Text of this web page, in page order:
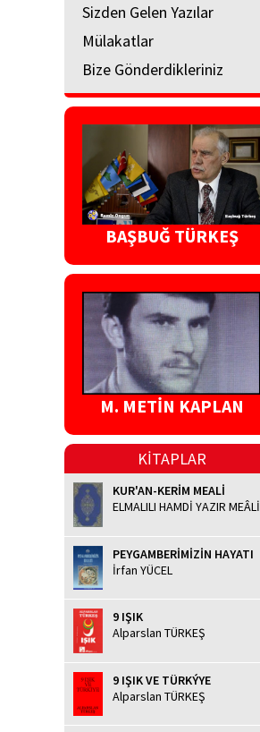
Sizden Gelen Yazılar
Mülakatlar
Bize Gönderdikleriniz
BAŞBUĞ TÜRKEŞ
M. METİN KAPLAN
KİTAPLAR
KUR'AN-KERİM MEALİ
ELMALILI HAMDİ YAZIR MEÂLİ
PEYGAMBERİMİZİN HAYATI
İrfan YÜCEL
9 IŞIK
Alparslan TÜRKEŞ
9 IŞIK VE TÜRKÝYE
Alparslan TÜRKEŞ